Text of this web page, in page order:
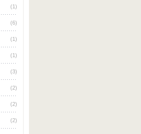
(1)
(6)
(1)
(1)
(3)
(2)
(2)
(2)